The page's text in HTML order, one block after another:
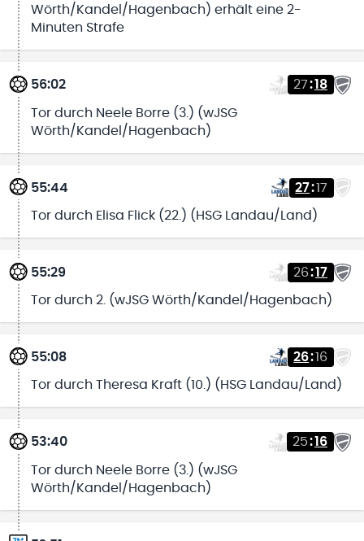
Wörth/Kandel/Hagenbach) erhält eine 2-
Minuten Strafe
56:02 27:18
Tor durch Neele Borre (3.) (wJSG
Wörth/Kandel/Hagenbach)
55:44 27:17
Tor durch Elisa Flick (22.) (HSG Landau/Land)
55:29 26:17
Tor durch 2. (wJSG Wörth/Kandel/Hagenbach)
55:08 26:16
Tor durch Theresa Kraft (10.) (HSG Landau/Land)
53:40 25:16
Tor durch Neele Borre (3.) (wJSG
Wörth/Kandel/Hagenbach)